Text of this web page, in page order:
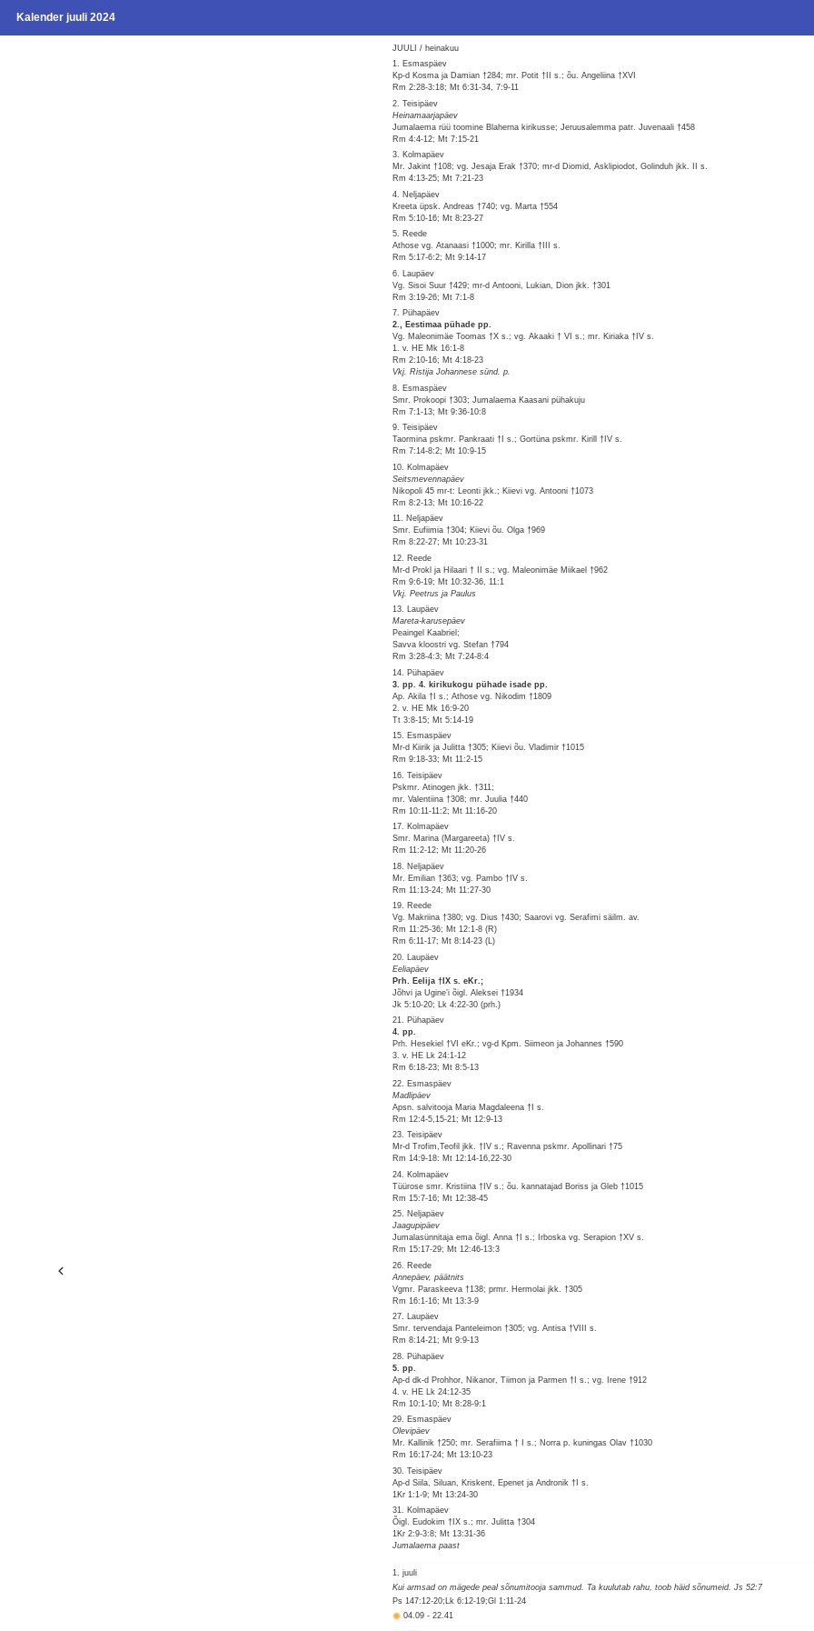
Kalender juuli 2024
JUULI / heinakuu
1. Esmaspäev
Kp-d Kosma ja Damian †284; mr. Potit †II s.; õu. Angeliina †XVI
Rm 2:28-3:18; Mt 6:31-34, 7:9-11
2. Teisipäev
Heinamaarjapäev
Jumalaema rüü toomine Blaherna kirikusse; Jeruusalemma patr. Juvenaali †458
Rm 4:4-12; Mt 7:15-21
3. Kolmapäev
Mr. Jakint †108; vg. Jesaja Erak †370; mr-d Diomid, Asklipiodot, Golinduh jkk. II s.
Rm 4:13-25; Mt 7:21-23
4. Neljapäev
Kreeta üpsk. Andreas †740; vg. Marta †554
Rm 5:10-16; Mt 8:23-27
5. Reede
Athose vg. Atanaasi †1000; mr. Kirilla †III s.
Rm 5:17-6:2; Mt 9:14-17
6. Laupäev
Vg. Sisoi Suur †429; mr-d Antooni, Lukian, Dion jkk. †301
Rm 3:19-26; Mt 7:1-8
7. Pühapäev
2., Eestimaa pühade pp.
Vg. Maleonimäe Toomas †X s.; vg. Akaaki † VI s.; mr. Kiriaka †IV s.
1. v. HE Mk 16:1-8
Rm 2:10-16; Mt 4:18-23
Vkj. Ristija Johannese sünd. p.
8. Esmaspäev
Smr. Prokoopi †303; Jumalaema Kaasani pühakuju
Rm 7:1-13; Mt 9:36-10:8
9. Teisipäev
Taormina pskmr. Pankraati †I s.; Gortüna pskmr. Kirill †IV s.
Rm 7:14-8:2; Mt 10:9-15
10. Kolmapäev
Seitsmevennapäev
Nikopoli 45 mr-t: Leonti jkk.; Kiievi vg. Antooni †1073
Rm 8:2-13; Mt 10:16-22
11. Neljapäev
Smr. Eufiimia †304; Kiievi õu. Olga †969
Rm 8:22-27; Mt 10:23-31
12. Reede
Mr-d Prokl ja Hilaari † II s.; vg. Maleonimäe Miikael †962
Rm 9:6-19; Mt 10:32-36, 11:1
Vkj. Peetrus ja Paulus
13. Laupäev
Mareta-karusepäev
Peaingel Kaabriel;
Savva kloostri vg. Stefan †794
Rm 3:28-4:3; Mt 7:24-8:4
14. Pühapäev
3. pp. 4. kirikukogu pühade isade pp.
Ap. Akila †I s.; Athose vg. Nikodim †1809
2. v. HE Mk 16:9-20
Tt 3:8-15; Mt 5:14-19
15. Esmaspäev
Mr-d Kiirik ja Julitta †305; Kiievi õu. Vladimir †1015
Rm 9:18-33; Mt 11:2-15
16. Teisipäev
Pskmr. Atinogen jkk. †311;
mr. Valentiina †308; mr. Juulia †440
Rm 10:11-11:2; Mt 11:16-20
17. Kolmapäev
Smr. Marina (Margareeta) †IV s.
Rm 11:2-12; Mt 11:20-26
18. Neljapäev
Mr. Emilian †363; vg. Pambo †IV s.
Rm 11:13-24; Mt 11:27-30
19. Reede
Vg. Makriina †380; vg. Dius †430; Saarovi vg. Serafimi säilm. av.
Rm 11:25-36; Mt 12:1-8 (R)
Rm 6:11-17; Mt 8:14-23 (L)
20. Laupäev
Eeliapäev
Prh. Eelija †IX s. eKr.;
Jõhvi ja Ugine’i õigl. Aleksei †1934
Jk 5:10-20; Lk 4:22-30 (prh.)
21. Pühapäev
4. pp.
Prh. Hesekiel †VI eKr.; vg-d Kpm. Siimeon ja Johannes †590
3. v. HE Lk 24:1-12
Rm 6:18-23; Mt 8:5-13
22. Esmaspäev
Madlipäev
Apsn. salvitooja Maria Magdaleena †I s.
Rm 12:4-5,15-21; Mt 12:9-13
23. Teisipäev
Mr-d Trofim,Teofil jkk. †IV s.; Ravenna pskmr. Apollinari †75
Rm 14:9-18: Mt 12:14-16,22-30
24. Kolmapäev
Tüürose smr. Kristiina †IV s.; õu. kannatajad Boriss ja Gleb †1015
Rm 15:7-16; Mt 12:38-45
25. Neljapäev
Jaagupipäev
Jumalasünnitaja ema õigl. Anna †I s.; Irboska vg. Serapion †XV s.
Rm 15:17-29; Mt 12:46-13:3
26. Reede
Annepäev, päätnits
Vgmr. Paraskeeva †138; prmr. Hermolai jkk. †305
Rm 16:1-16; Mt 13:3-9
27. Laupäev
Smr. tervendaja Panteleimon †305; vg. Antisa †VIII s.
Rm 8:14-21; Mt 9:9-13
28. Pühapäev
5. pp.
Ap-d dk-d Prohhor, Nikanor, Tiimon ja Parmen †I s.; vg. Irene †912
4. v. HE Lk 24:12-35
Rm 10:1-10; Mt 8:28-9:1
29. Esmaspäev
Olevipäev
Mr. Kallinik †250; mr. Serafiima † I s.; Norra p. kuningas Olav †1030
Rm 16:17-24; Mt 13:10-23
30. Teisipäev
Ap-d Siila, Siluan, Kriskent, Epenet ja Andronik †I s.
1Kr 1:1-9; Mt 13:24-30
31. Kolmapäev
Õigl. Eudokim †IX s.; mr. Julitta †304
1Kr 2:9-3:8; Mt 13:31-36
Jumalaema paast
1. juuli
Kui armsad on mägede peal sõnumitooja sammud. Ta kuulutab rahu, toob häid sõnumeid. Js 52:7
Ps 147:12-20;Lk 6:12-19;Gl 1:11-24
04.09 - 22.41